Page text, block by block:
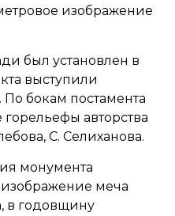
изображение
был установлен в
выступили
бокам постамента
авторства
С. Селиханова.
монумента
меча
в годовщину